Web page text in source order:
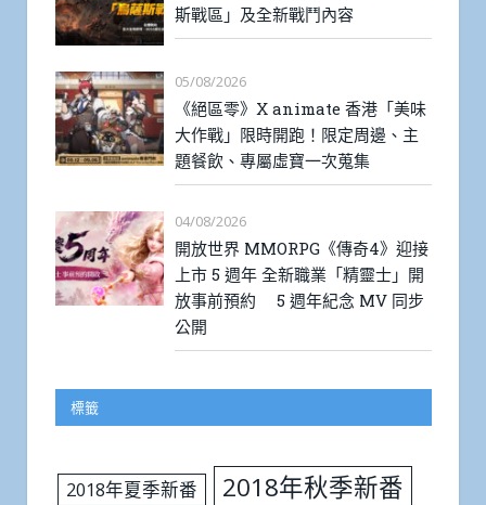
斯戰區」及全新戰鬥內容
05/08/2026
《絕區零》X animate 香港「美味
大作戰」限時開跑！限定周邊、主
題餐飲、專屬虛寶一次蒐集
04/08/2026
開放世界 MMORPG《傳奇4》迎接
上市 5 週年 全新職業「精靈士」開
放事前預約 5 週年紀念 MV 同步
公開
標籤
2018年夏季新番 2018年秋季新番